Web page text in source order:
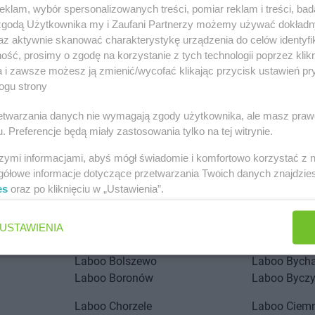
Laboo Bobolice
Laboo Bochnia
Laboo Bolszewo
Laboo Boronów
Laboo
Laboo
Laboo
Laboo Chorzele
Laboo
wybór spersonalizowanych treści, pomiar reklam i treści,
Użytkownika my i Zaufani Partnerzy możemy używać
aktywnie skanować charakterystykę urządzenia do celów
prosimy o zgodę na korzystanie z tych technologii poprzez
i zawsze możesz ją zmienić/wycofać klikając przycisk ustawień
strony
danych nie wymagają zgody użytkownika, ale masz
Preferencje będą miały zastosowania tylko na tej witrynie.
informacjami, abyś mógł świadomie i komfortowo korzystać z
informacje dotyczące przetwarzania Twoich danych
oraz po kliknięciu w „Ustawienia”.
USTAWIENIA